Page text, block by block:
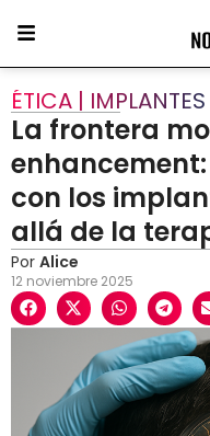
ÉTICA |
La frontera
con los
allá de la
Por Alice
12 noviembre 2025